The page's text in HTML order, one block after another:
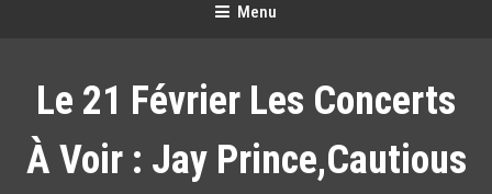
Menu
Le 21 Février Les Concerts
À Voir : Jay Prince,Cautious